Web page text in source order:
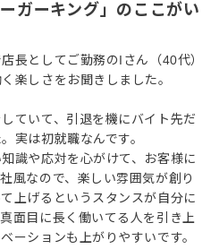
ガーキング」のここがい
長としてご勤務のIさん（40代）
楽しさをお聞きしました。
ていて、引退を機にバイト先だ
実は初就職なんです。
識や応対を心がけて、お客様に
風なので、楽しい雰囲気が創り
上げるというスタンスが自分に
面目に長く働いてる人を引き上
ーションも上がりやすいです。